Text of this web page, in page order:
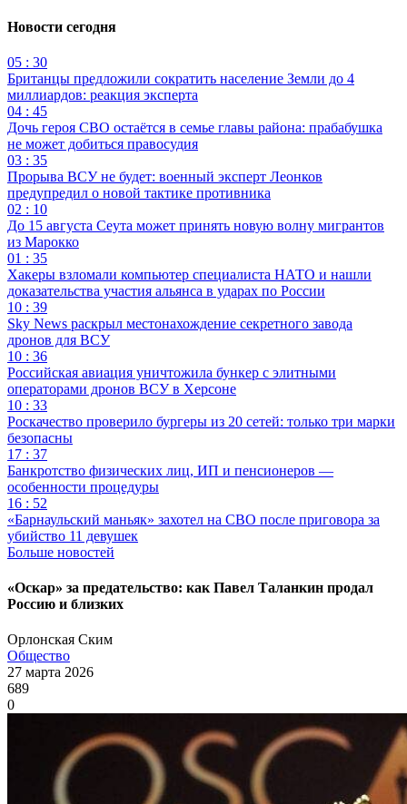
Новости сегодня
05 : 30
Британцы предложили сократить население Земли до 4
миллиардов: реакция эксперта
04 : 45
Дочь героя СВО остаётся в семье главы района: прабабушка
не может добиться правосудия
03 : 35
Прорыва ВСУ не будет: военный эксперт Леонков
предупредил о новой тактике противника
02 : 10
До 15 августа Сеута может принять новую волну мигрантов
из Марокко
01 : 35
Хакеры взломали компьютер специалиста НАТО и нашли
доказательства участия альянса в ударах по России
10 : 39
Sky News раскрыл местонахождение секретного завода
дронов для ВСУ
10 : 36
Российская авиация уничтожила бункер с элитными
операторами дронов ВСУ в Херсоне
10 : 33
Роскачество проверило бургеры из 20 сетей: только три марки
безопасны
17 : 37
Банкротство физических лиц, ИП и пенсионеров —
особенности процедуры
16 : 52
«Барнаульский маньяк» захотел на СВО после приговора за
убийство 11 девушек
Больше новостей
«Оскар» за предательство: как Павел Таланкин продал
Россию и близких
Орлонская Ским
Общество
27 марта 2026
689
0